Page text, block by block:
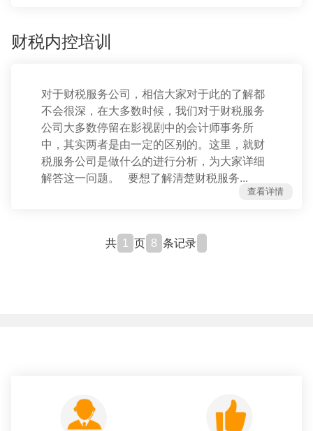
财税内控培训
对于财税服务公司，相信大家对于此的了解都
不会很深，在大多数时候，我们对于财税服务
公司大多数停留在影视剧中的会计师事务所
中，其实两者是由一定的区别的。这里，就财
税服务公司是做什么的进行分析，为大家详细
解答这一问题。 要想了解清楚财税服务...
查看详情
共 1 页 8 条记录